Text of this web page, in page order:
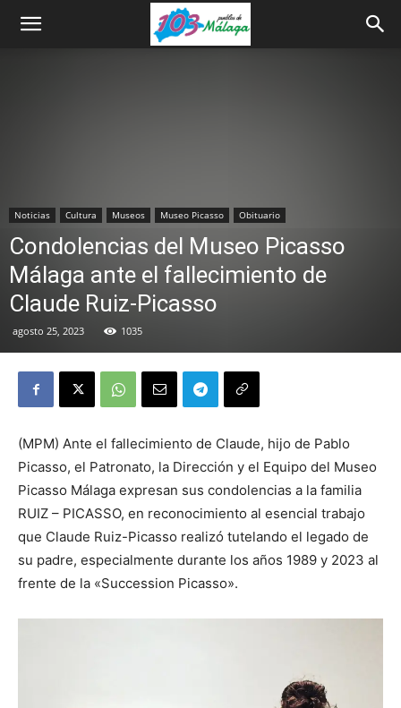
Noticias Cultura Museos Museo Picasso Obituario
Condolencias del Museo Picasso
Málaga ante el fallecimiento de
Claude Ruiz-Picasso
agosto 25, 2023 1035
(MPM) Ante el fallecimiento de Claude, hijo de Pablo
Picasso, el Patronato, la Dirección y el Equipo del Museo
Picasso Málaga expresan sus condolencias a la familia
RUIZ – PICASSO, en reconocimiento al esencial trabajo
que Claude Ruiz-Picasso realizó tutelando el legado de
su padre, especialmente durante los años 1989 y 2023 al
frente de la «Succession Picasso».